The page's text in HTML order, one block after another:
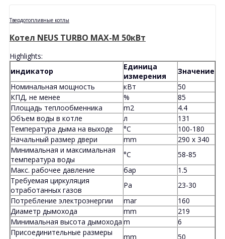
Твердотопливные котлы
Котел NEUS TURBO MAX-M 50кВт
Highlights:
индикатор
Единица
измерения
Значение
Номинальная мощность
кВт
50
КПД, не менее
%
85
Площадь теплообменника
m2
4.4
Объем воды в котле
л
131
Температура дыма на выходе
°C
100-180
Начальный размер двери
mm
290 x 340
Минимальная и максимальная
температура воды
°C
58-85
Макс. рабочее давление
бар
1.5
Требуемая циркуляция
отработанных газов
Pa
23-30
Потребление электроэнергии
mar
160
Диаметр дымохода
mm
219
Минимальная высота дымохода m
6
Присоединительные размеры
mm
50